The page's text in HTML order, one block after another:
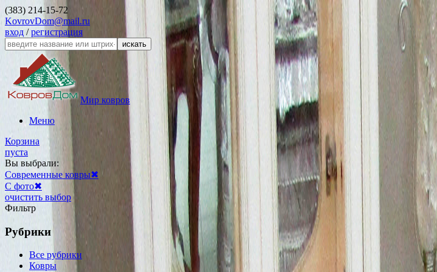
(383) 214-15-72
KovrovDom@mail.ru
вход /регистрация
искать
Мир ковров
Меню
Корзина
пуста
Вы выбрали:
Современные ковры✖
С фото✖
очистить выбор
Фильтр
Рубрики
Все рубрики
Ковры